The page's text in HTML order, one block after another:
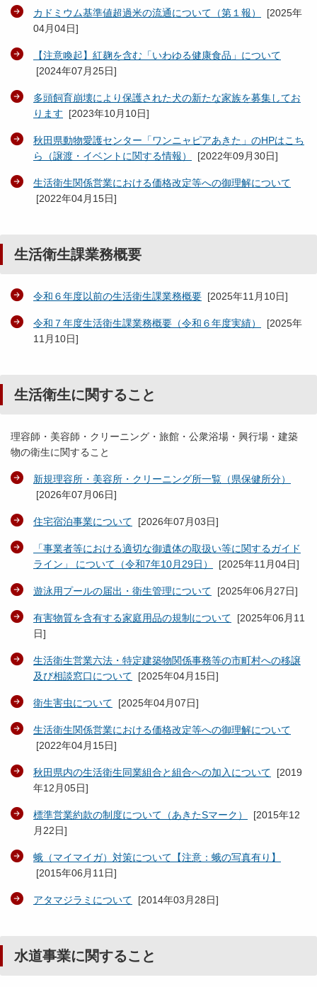
カドミウム基準値超過米の流通について（第１報） [2025年
04月04日]
【注意喚起】紅麹を含む「いわゆる健康食品」について
[2024年07月25日]
多頭飼育崩壊により保護された犬の新たな家族を募集してお
ります [2023年10月10日]
秋田県動物愛護センター「ワンニャピアあきた」のHPはこち
ら（譲渡・イベントに関する情報）
[2022年09月30日]
生活衛生関係営業における価格改定等への御理解について
[2022年04月15日]
生活衛生課業務概要
令和６年度以前の生活衛生課業務概要 [2025年11月10日]
令和７年度生活衛生課業務概要（令和６年度実績） [2025年
11月10日]
生活衛生に関すること
理容師・美容師・クリーニング・旅館・公衆浴場・興行場・建築
物の衛生に関すること
新規理容所・美容所・クリーニング所一覧（県保健所分）
[2026年07月06日]
住宅宿泊事業について [2026年07月03日]
「事業者等における適切な御遺体の取扱い等に関するガイド
ライン」 について（令和7年10月29日）
[2025年11月04日]
遊泳用プールの届出・衛生管理について [2025年06月27日]
有害物質を含有する家庭用品の規制について [2025年06月11
日]
生活衛生営業六法・特定建築物関係事務等の市町村への移譲
及び相談窓口について [2025年04月15日]
衛生害虫について [2025年04月07日]
生活衛生関係営業における価格改定等への御理解について
[2022年04月15日]
秋田県内の生活衛生同業組合と組合への加入について [2019
年12月05日]
標準営業約款の制度について（あきたSマーク） [2015年12
月22日]
蛾（マイマイガ）対策について【注意：蛾の写真有り】
[2015年06月11日]
アタマジラミについて [2014年03月28日]
水道事業に関すること